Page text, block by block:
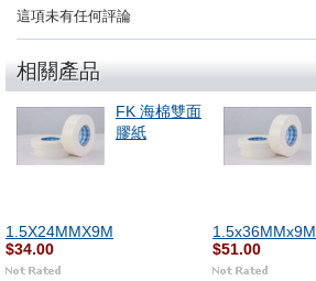
這項未有任何評論
相關產品
FK 海棉雙面
膠紙
1.5X24MMX9M
$34.00
1.5x36MMx9M
$51.00